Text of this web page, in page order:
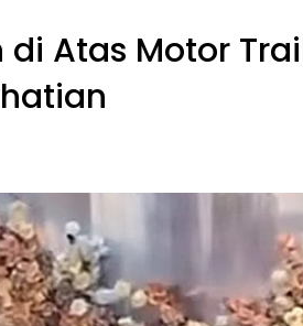
Atas Motor